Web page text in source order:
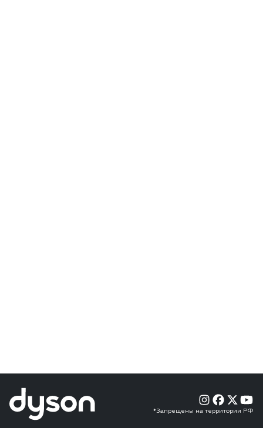
*Запрещены на территории РФ